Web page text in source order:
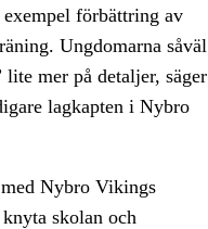
förbättring av
Ungdomarna såväl
mer på detaljer, säger
lagkapten i Nybro
Nybro Vikings
skolan och